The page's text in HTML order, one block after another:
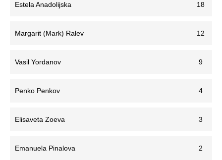
Estela Anadolijska 18
Margarit (Mark) Ralev 12
Vasil Yordanov 9
Penko Penkov 4
Elisaveta Zoeva 3
Emanuela Pinalova 2